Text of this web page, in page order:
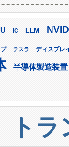
IC LLM
プ テスラ ディスプレ
半導体製造装置
ト